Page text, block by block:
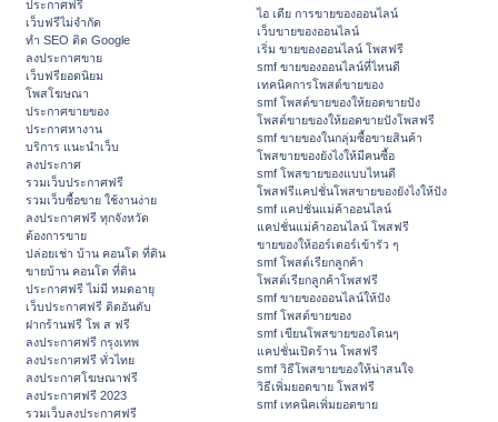
ประกาศฟรี
เว็บฟรีไม่จำกัด
ทำ SEO ติด Google
ลงประกาศขาย
เว็บฟรียอดนิยม
โพสโฆษณา
ประกาศขายของ
ประกาศหางาน
บริการ แนะนำเว็บ
ลงประกาศ
รวมเว็บประกาศฟรี
รวมเว็บซื้อขาย ใช้งานง่าย
ลงประกาศฟรี ทุกจังหวัด
ต้องการขาย
ปล่อยเช่า บ้าน คอนโด ที่ดิน
ขายบ้าน คอนโด ที่ดิน
ประกาศฟรี ไม่มี หมดอายุ
เว็บประกาศฟรี ติดอันดับ
ฝากร้านฟรี โพ ส ฟรี
ลงประกาศฟรี กรุงเทพ
ลงประกาศฟรี ทั่วไทย
ลงประกาศโฆษณาฟรี
ลงประกาศฟรี 2023
รวมเว็บลงประกาศฟรี
ไอ เดีย การขายของออนไลน์
เว็บขายของออนไลน์
เริ่ม ขายของออนไลน์ โพสฟรี
smf ขายของออนไลน์ที่ไหนดี
เทคนิคการโพสต์ขายของ
smf โพสต์ขายของให้ยอดขายปัง
โพสต์ขายของให้ยอดขายปังโพสฟรี
smf ขายของในกลุ่มซื้อขายสินค้า
โพสขายของยังไงให้มีคนซื้อ
smf โพสขายของแบบไหนดี
โพสฟรีแคปชั่นโพสขายของยังไงให้ปัง
smf แคปชั่นแม่ค้าออนไลน์
แคปชั่นแม่ค้าออนไลน์ โพสฟรี
ขายของให้ออร์เดอร์เข้ารัว ๆ
smf โพสต์เรียกลูกค้า
โพสต์เรียกลูกค้าโพสฟรี
smf ขายของออนไลน์ให้ปัง
smf โพสต์ขายของ
smf เขียนโพสขายของโดนๆ
แคปชั่นเปิดร้าน โพสฟรี
smf วิธีโพสขายของให้น่าสนใจ
วิธีเพิ่มยอดขาย โพสฟรี
smf เทคนิคเพิ่มยอดขาย